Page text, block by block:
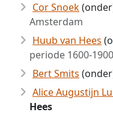
Cor Snoek
Amsterdam
Huub van Hees
periode 1600-1900
Bert Smits
Alice Augustijn
Hees